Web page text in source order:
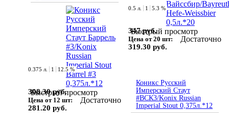
Быстрый просмотр
0.375 л. 1 12.5 %
308.30 руб.
Цена от 12 шт:
281.20 руб.
Достаточно
Быстрый просмотр
0.5 л. 1 5.3 %
347 руб.
Цена от 20 шт:
319.30 руб.
Достаточно
Коникс Русский
Имперский Стаут
#ВСК3/Konix Russian
Imperial Stout 0,375л.*12